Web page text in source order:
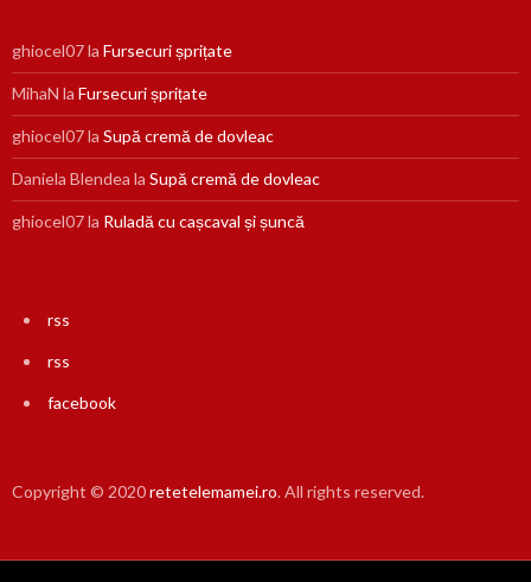
ghiocel07la Fursecuri șprițate
MihaN la Fursecuri șprițate
ghiocel07la Supă cremă de dovleac
Daniela Blendea la Supă cremă de dovleac
ghiocel07la Ruladă cu cașcaval și șuncă
rss
rss
facebook
Copyright © 2020retetelemamei.ro. All rights reserved.